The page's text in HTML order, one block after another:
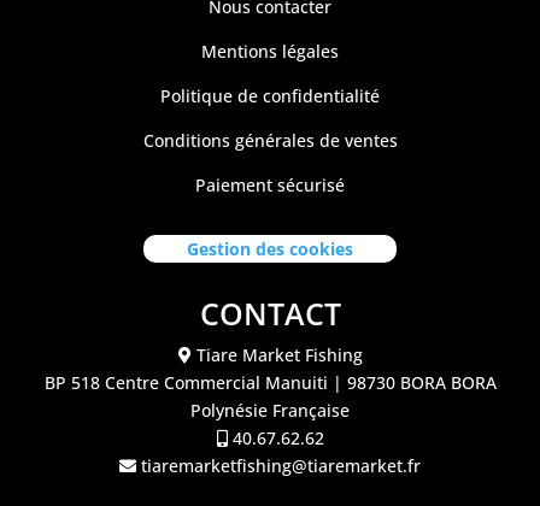
Nous contacter
Mentions légales
Politique de confidentialité
Conditions générales de ventes
Paiement sécurisé
Gestion des cookies
CONTACT
Tiare Market Fishing
BP 518 Centre Commercial Manuiti | 98730 BORA BORA
Polynésie Française
40.67.62.62
tiaremarketfishing@tiaremarket.fr